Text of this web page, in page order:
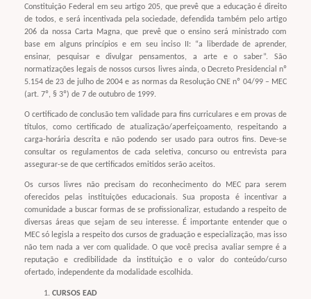
Constituição Federal em seu artigo 205, que prevê que a educação é direito
de todos, e será incentivada pela sociedade, defendida também pelo artigo
206 da nossa Carta Magna, que prevê que o ensino será ministrado com
base em alguns princípios e em seu inciso II: “a liberdade de aprender,
ensinar, pesquisar e divulgar pensamentos, a arte e o saber”. São
normatizações legais de nossos cursos livres ainda, o Decreto Presidencial nº
5.154 de 23 de julho de 2004 e as normas da Resolução CNE nº 04/99 – MEC
(art. 7º, § 3º) de 7 de outubro de 1999.
O certificado de conclusão tem validade para fins curriculares e em provas de
títulos, como certificado de atualização/aperfeiçoamento, respeitando a
carga-horária descrita e não podendo ser usado para outros fins. Deve-se
consultar os regulamentos de cada seletiva, concurso ou entrevista para
assegurar-se de que certificados emitidos serão aceitos.
Os cursos livres não precisam do reconhecimento do MEC para serem
oferecidos pelas instituições educacionais. Sua proposta é incentivar a
comunidade a buscar formas de se profissionalizar, estudando a respeito de
diversas áreas que sejam de seu interesse. É importante entender que o
MEC só legisla a respeito dos cursos de graduação e especialização, mas isso
não tem nada a ver com qualidade. O que você precisa avaliar sempre é a
reputação e credibilidade da instituição e o valor do conteúdo/curso
ofertado, independente da modalidade escolhida.
CURSOS EAD